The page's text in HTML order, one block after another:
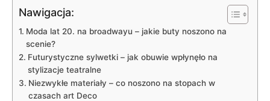
Nawigacja:
Moda lat 20. na broadwayu – jakie buty noszono na
scenie?
Futurystyczne sylwetki – jak obuwie wpłynęło na
stylizacje teatralne
Niezwykłe materiały – co noszono na stopach w
czasach art Deco